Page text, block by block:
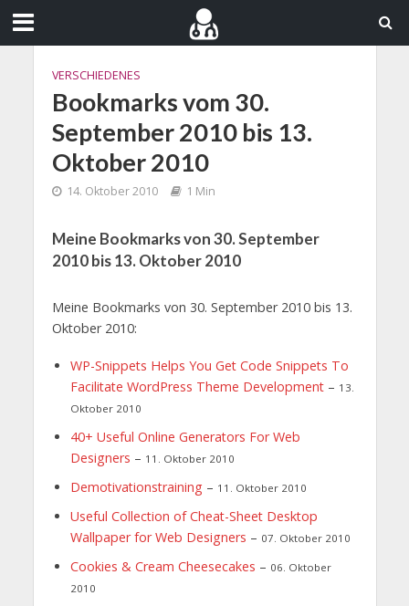
VERSCHIEDENES
Bookmarks vom 30.
September 2010 bis 13.
Oktober 2010
14. Oktober 2010 1 Min
Meine Bookmarks von 30. September
2010 bis 13. Oktober 2010
Meine Bookmarks von 30. September 2010 bis 13.
Oktober 2010:
WP-Snippets Helps You Get Code Snippets To
Facilitate WordPress Theme Development– 13.
Oktober 2010
40+ Useful Online Generators For Web
Designers – 11. Oktober 2010
Demotivationstraining – 11. Oktober 2010
Useful Collection of Cheat-Sheet Desktop
Wallpaper for Web Designers – 07. Oktober 2010
Cookies & Cream Cheesecakes – 06. Oktober
2010